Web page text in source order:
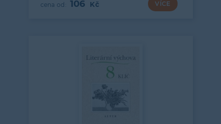
106 VÍCE